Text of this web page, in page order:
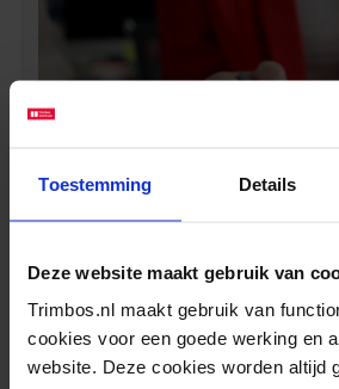
Toestemming Details
Deze website maakt gebruik van
Trimbos.nl maakt gebruik van
cookies voor een goede werking en
website. Deze cookies worden altijd
Mannen ervaren vaker agressie,